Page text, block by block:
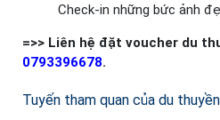
Check-in những bức ảnh
=>> Liên hệ đặt voucher du
0793396678.
Tuyến tham quan của du